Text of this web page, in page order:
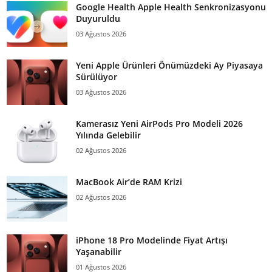
Google Health Apple Health Senkronizasyonu
Duyuruldu
03 Ağustos 2026
Yeni Apple Ürünleri Önümüzdeki Ay Piyasaya
Sürülüyor
03 Ağustos 2026
Kamerasız Yeni AirPods Pro Modeli 2026
Yılında Gelebilir
02 Ağustos 2026
MacBook Air’de RAM Krizi
02 Ağustos 2026
iPhone 18 Pro Modelinde Fiyat Artışı
Yaşanabilir
01 Ağustos 2026